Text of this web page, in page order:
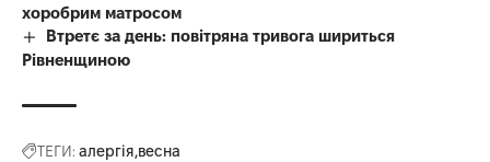
хоробрим матросом
Втретє за день: повітряна тривога шириться
Рівненщиною
ТЕГИ: алергія весна